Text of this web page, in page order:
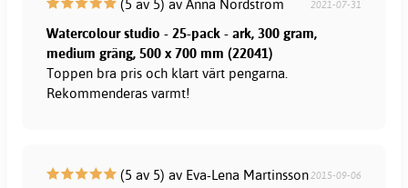
(5 av 5) av Anna Nordström 2021-07-31
Watercolour studio - 25-pack - ark, 300 gram,
medium gräng, 500 x 700 mm (22041)
Toppen bra pris och klart värt pengarna.
Rekommenderas varmt!
(5 av 5) av Eva-Lena Martinsson 2015-09-06